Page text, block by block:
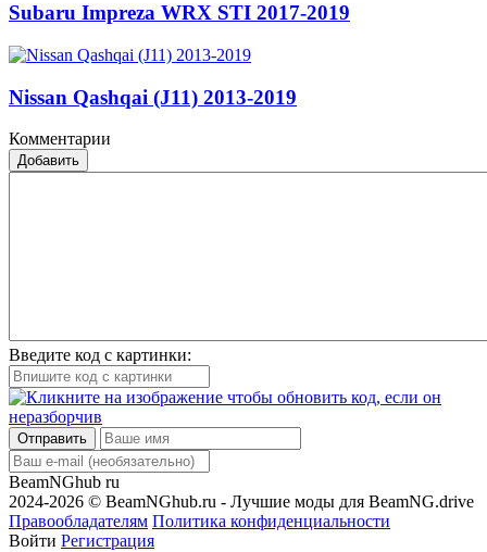
Subaru Impreza WRX STI 2017-2019
Nissan Qashqai (J11) 2013-2019
Комментарии
Добавить
Введите код с картинки:
Отправить
BeamNGhub ru
2024-2026 © BeamNGhub.ru - Лучшие моды для BeamNG.drive
Правообладателям Политика конфиденциальности
Войти Регистрация